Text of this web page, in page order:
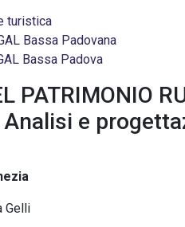
turistica
Bassa Padovana
Bassa Padova
PATRIMONIO
Analisi e
Gelli